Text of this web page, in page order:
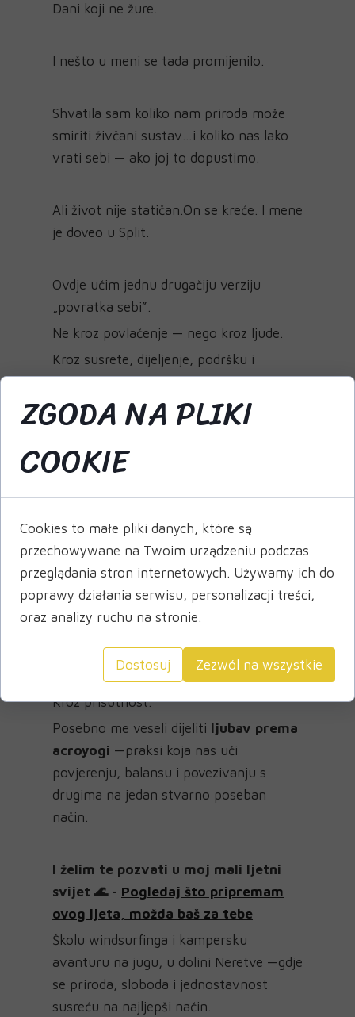
Dani koji ne žure.
I nešto u meni se tada promijenilo.
Shvatila sam koliko nam priroda može
smiriti živčani sustav…i koliko nas lako
vrati sebi — ako joj to dopustimo.
Ali život nije statičan.On se kreće. I mene
je doveo u Split.
Ovdje učim jednu drugačiju verziju
„povratka sebi”.
Ne kroz povlačenje — nego kroz ljude.
Kroz susrete, dijeljenje, podršku i
zajednički rast.
grupaSplit – eko & zero waste grad
dijelimo ideje, iskustva i učimo živjeti s
više pažnje i manje otpada.
Danas želim stvarati prostore u kojima
se ljudi mogu povezati.
Kroz pokret.
Kroz igru.
Kroz prisutnost.
Posebno me veseli dijeliti ljubav prema
acroyogi —praksi koja nas uči
povjerenju, balansu i povezivanju s
drugima na jedan stvarno poseban
način.
I želim te pozvati u moj mali ljetni
svijet 🌊 - Pogledaj što pripremam
ovog ljeta, možda baš za tebe
Školu windsurfinga i kampersku
avanturu na jugu, u dolini Neretve —gdje
se priroda, sloboda i jednostavnost
susreću na najljepši način.
ZGODA NA PLIKI
COOKIE
Cookies to małe pliki danych, które są
przechowywane na Twoim urządzeniu podczas
przeglądania stron internetowych. Używamy ich do
poprawy działania serwisu, personalizacji treści,
oraz analizy ruchu na stronie.
Dostosuj Zezwól na wszystkie